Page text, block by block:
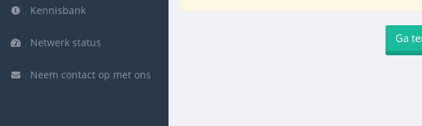
Kennisbank
Netwerk status
Neem contact op met ons
Ga